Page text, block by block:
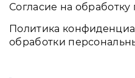
Согласие на
Политика
обработки